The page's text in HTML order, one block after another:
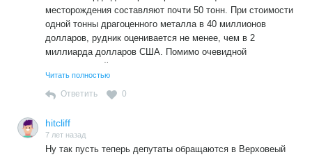
месторождения составляют почти 50 тонн. При стоимости
одной тонны драгоценного металла в 40 миллионов
долларов, рудник оценивается не менее, чем в 2
миллиарда долларов США. Помимо очевидной
экономической невыгодности сделки, согласно договору,
половину всего рабочего персонала на предприятии будут
составлять китайцы.
Читать полностью
Ответить 0
hitcliff
7 лет назад
Ну так пусть теперь депутаты обращаются в Верховеый